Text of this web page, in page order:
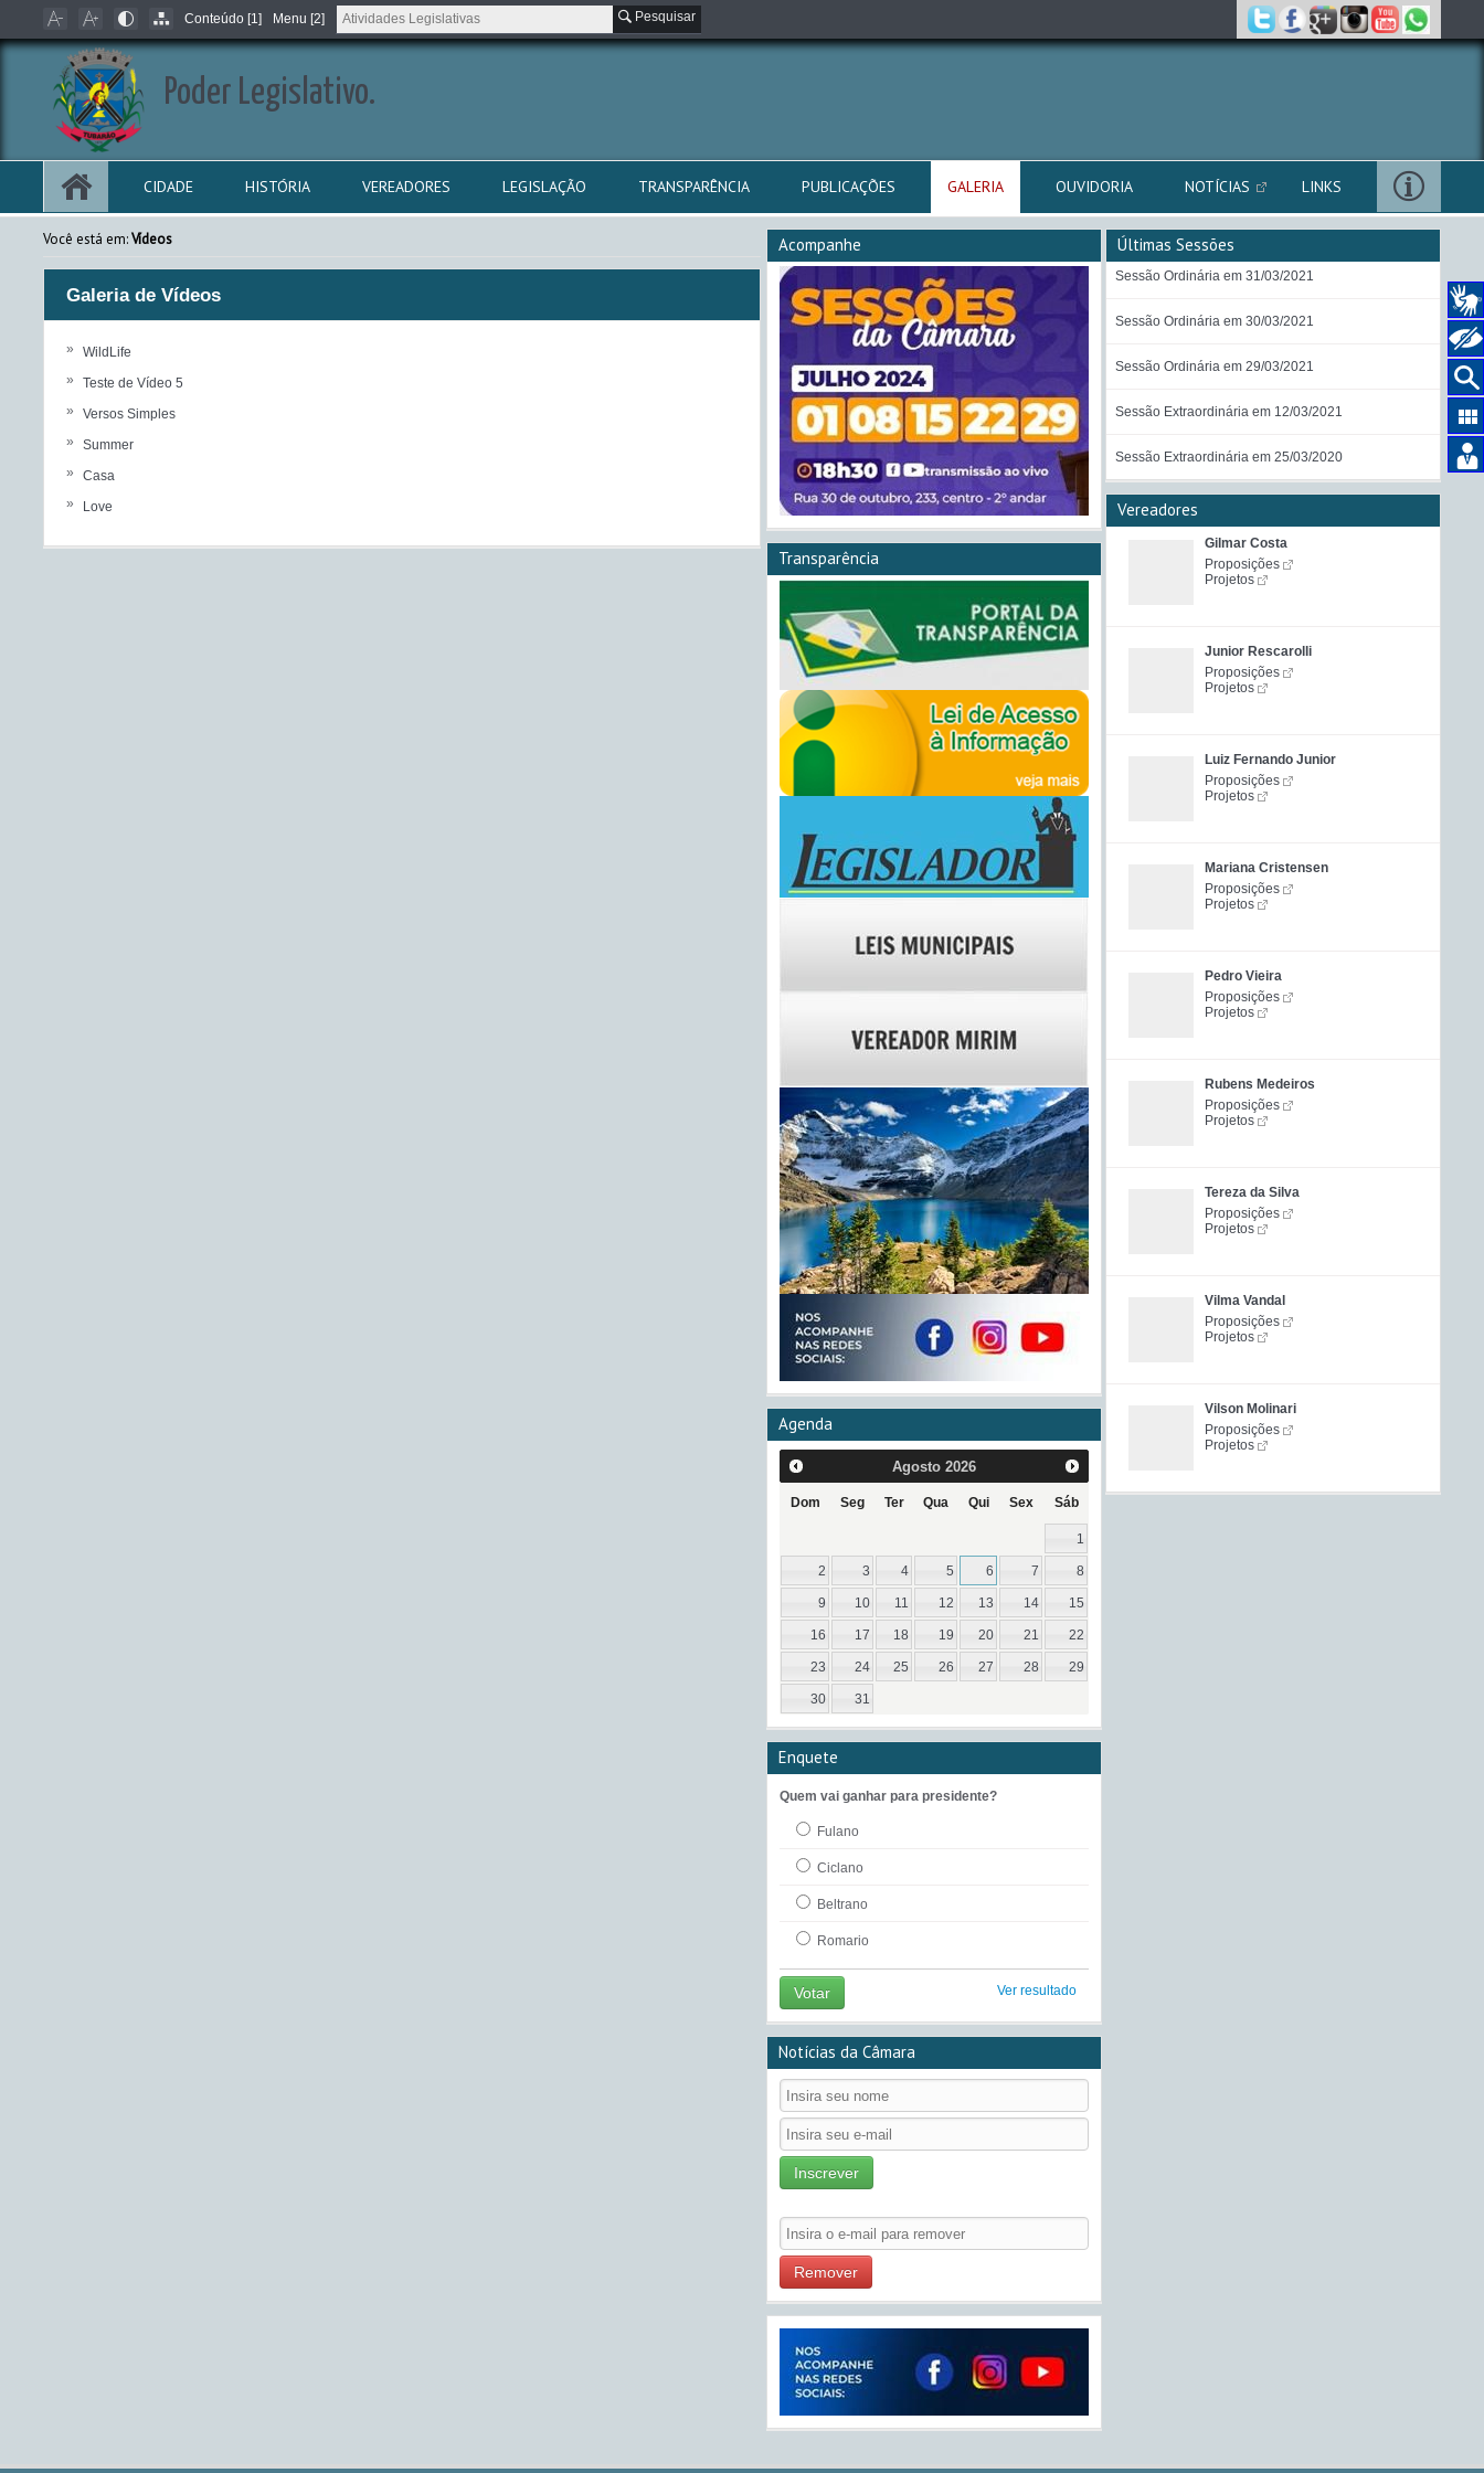
Conteúdo [1] Menu [2] Pesquisar
Poder Legislativo.
CIDADE HISTÓRIA VEREADORES LEGISLAÇÃO TRANSPARÊNCIA PUBLICAÇÕES GALERIA OUVIDORIA NOTÍCIAS LINKS
Você está em:Vídeos
Galeria de Vídeos
»
WildLife
»
Teste de Vídeo 5
»
Versos Simples
»
Summer
»
Casa
»
Love
Últimas Sessões
Sessão Ordinária em 31/03/2021
Sessão Ordinária em 30/03/2021
Sessão Ordinária em 29/03/2021
Sessão Extraordinária em 12/03/2021
Sessão Extraordinária em 25/03/2020
Vereadores
Gilmar Costa
Proposições
Projetos
Junior Rescarolli
Proposições
Projetos
Luiz Fernando Junior
Proposições
Projetos
Mariana Cristensen
Proposições
Projetos
Pedro Vieira
Proposições
Projetos
Rubens Medeiros
Proposições
Projetos
Tereza da Silva
Proposições
Projetos
Vilma Vandal
Proposições
Projetos
Vilson Molinari
Proposições
Projetos
Acompanhe
Transparência
Agenda
Agosto 2026
Dom Seg Ter Qua Qui Sex Sáb
1
2 3 4 5 6 7 8
9 10 11 12 13 14 15
16 17 18 19 20 21 22
23 24 25 26 27 28 29
30 31
Enquete
Quem vai ganhar para presidente?
Fulano
Ciclano
Beltrano
Romario
Votar Ver resultado
Notícias da Câmara
Inscrever
Remover